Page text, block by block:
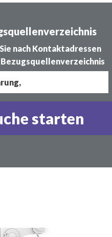
nach Kontaktadressen
Bezugsquellenverzeichnis